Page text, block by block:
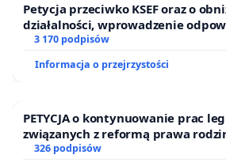
Petycja przeciwko KSEF oraz o
działalności, wprowadzenie
finansowej kluczowych
3 170 podpisów
Informacja o przejrzystości
PETYCJA o kontynuowanie prac
związanych z reformą prawa
326 podpisów